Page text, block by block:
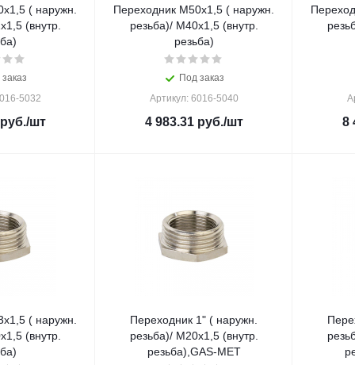
( наружн.
(внутр.
5032
/шт
Переходник M50x1,5 ( наружн.
резьба)/ M40x1,5 (внутр.
резьба)
Под заказ
Артикул: 6016-5040
4 983.31руб./шт 8
( наружн.
(внутр.
Переходник 1" ( наружн.
резьба)/ M20x1,5 (внутр.
резьба),GAS-MET